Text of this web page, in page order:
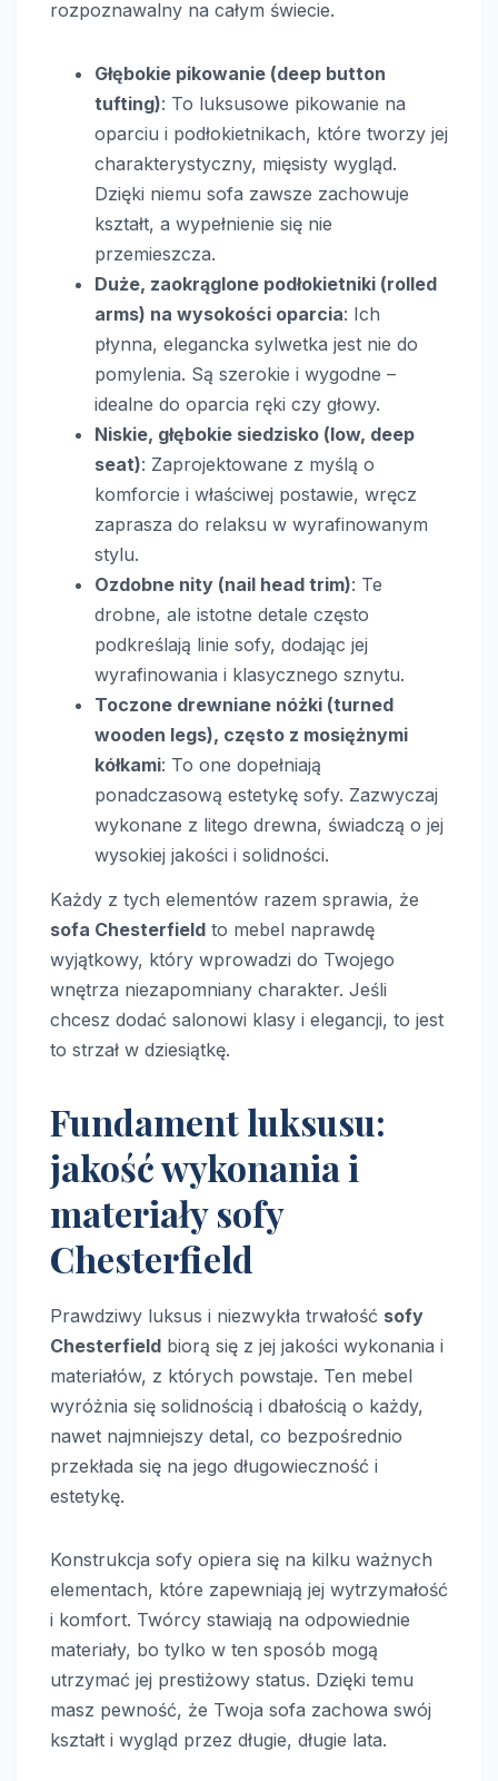
rozpoznawalny na całym świecie.
Głębokie pikowanie (deep button
tufting): To luksusowe pikowanie na
oparciu i podłokietnikach, które tworzy jej
charakterystyczny, mięsisty wygląd.
Dzięki niemu sofa zawsze zachowuje
kształt, a wypełnienie się nie
przemieszcza.
Duże, zaokrąglone podłokietniki (rolled
arms) na wysokości oparcia: Ich
płynna, elegancka sylwetka jest nie do
pomylenia. Są szerokie i wygodne –
idealne do oparcia ręki czy głowy.
Niskie, głębokie siedzisko (low, deep
seat): Zaprojektowane z myślą o
komforcie i właściwej postawie, wręcz
zaprasza do relaksu w wyrafinowanym
stylu.
Ozdobne nity (nail head trim): Te
drobne, ale istotne detale często
podkreślają linie sofy, dodając jej
wyrafinowania i klasycznego sznytu.
Toczone drewniane nóżki (turned
wooden legs), często z mosiężnymi
kółkami: To one dopełniają
ponadczasową estetykę sofy. Zazwyczaj
wykonane z litego drewna, świadczą o jej
wysokiej jakości i solidności.
Każdy z tych elementów razem sprawia, że
sofa Chesterfield to mebel naprawdę
wyjątkowy, który wprowadzi do Twojego
wnętrza niezapomniany charakter. Jeśli
chcesz dodać salonowi klasy i elegancji, to jest
to strzał w dziesiątkę.
Fundament luksusu:
jakość wykonania i
materiały sofy
Chesterfield
Prawdziwy luksus i niezwykła trwałość sofy
Chesterfield biorą się z jej jakości wykonania i
materiałów, z których powstaje. Ten mebel
wyróżnia się solidnością i dbałością o każdy,
nawet najmniejszy detal, co bezpośrednio
przekłada się na jego długowieczność i
estetykę.
Konstrukcja sofy opiera się na kilku ważnych
elementach, które zapewniają jej wytrzymałość
i komfort. Twórcy stawiają na odpowiednie
materiały, bo tylko w ten sposób mogą
utrzymać jej prestiżowy status. Dzięki temu
masz pewność, że Twoja sofa zachowa swój
kształt i wygląd przez długie, długie lata.